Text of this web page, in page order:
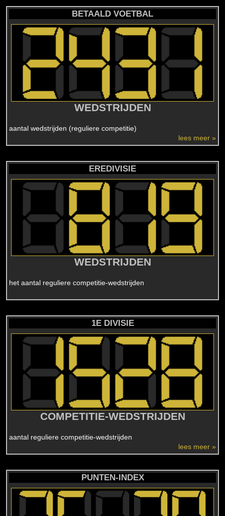
BETAALD VOETBAL
WEDSTRIJDEN
aantal wedstrijden (reguliere competitie)
lees meer »
EREDIVISIE
WEDSTRIJDEN
het aantal reguliere competitie-wedstrijden
1E DIVISIE
COMPETITIE-WEDSTRIJDEN
aantal reguliere competitie-wedstrijden
lees meer »
PUNTEN-INDEX